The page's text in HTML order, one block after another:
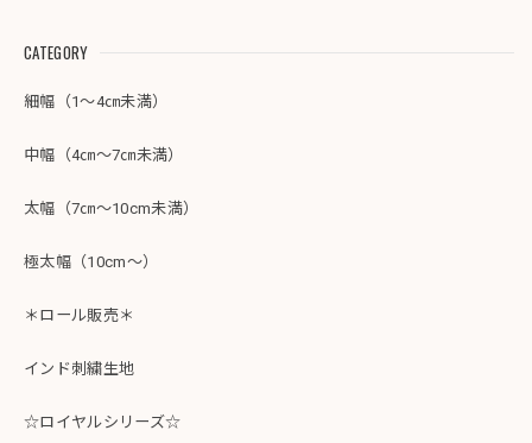
CATEGORY
細幅（1～4㎝未満）
中幅（4㎝～7㎝未満）
太幅（7㎝～10cm未満）
極太幅（10cm～）
＊ロール販売＊
インド刺繍生地
☆ロイヤルシリーズ☆